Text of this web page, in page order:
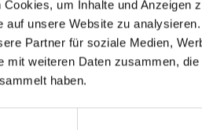
Cookies, um Inhalte und Anzeigen
auf unsere Website zu
Partner für soziale Medien,
mit weiteren Daten zusammen,
haben.
Hilfe &
Balance Board vs.